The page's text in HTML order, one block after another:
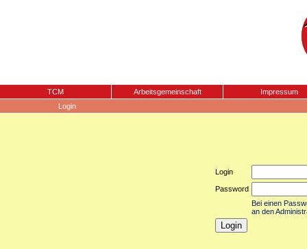
TCM Arbeitsgemeinschaft
Impressum
Login
Login
Password
Bei einen
an den